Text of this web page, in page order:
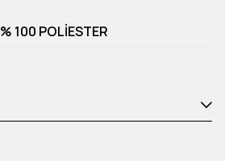
% 100 POLİESTER